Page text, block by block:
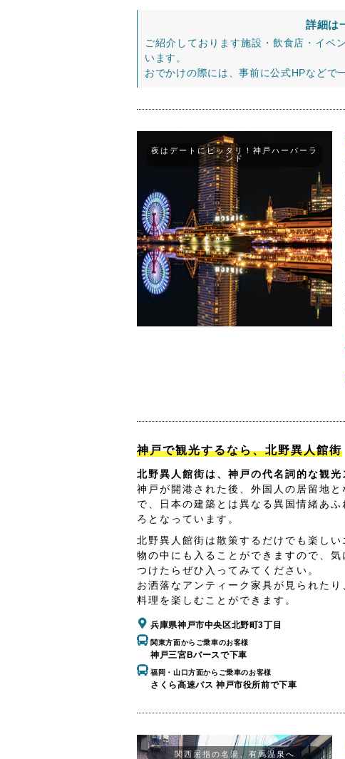
詳細は
ご紹介しております施設・飲食店・イベ
います。
おでかけの際には、事前に公式HPなどで
夜はデートにピッタリ！神戸ハーバーラ
ンド
神戸で観光するなら、北野異人館街
北野異人館街は、神戸の代名詞的な観光
神戸が開港された後、外国人の居留地と
で、日本の建築とは異なる異国情緒あふ
ろとなっています。
北野異人館街は散策するだけでも楽しい
物の中にも入ることができますので、気
つけたらぜひ入ってみてください。
お洒落なアンティーク家具が見られた
料理を楽しむことができます。
兵庫県神戸市中央区北野町3丁目
関東方面からご乗車のお客様
神戸三宮Bバースで下車
福岡・山口方面からご乗車のお客様
さくら高速バス 神戸市役所前で下車
関西屈指の名湯、有馬温泉へ